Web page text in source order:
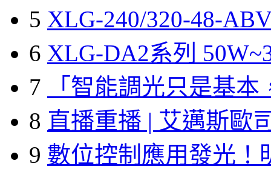
5 XLG-240/320-48-
6 XLG-DA2系列
7
「智能調光只是基本
8 直播重播 | 艾邁斯歐
9 數位控制應用發光！